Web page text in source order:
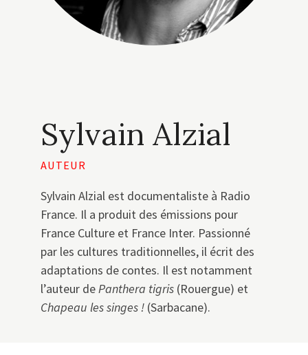
Sylvain Alzial
AUTEUR
Sylvain Alzial est documentaliste à Radio
France. Il a produit des émissions pour
France Culture et France Inter. Passionné
par les cultures traditionnelles, il écrit des
adaptations de contes. Il est notamment
l’auteur dePanthera tigris (Rouergue) et
Chapeau les singes ! (Sarbacane).